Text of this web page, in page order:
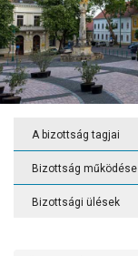
A bizottság tagjai
Bizottság működése
Bizottsági ülések